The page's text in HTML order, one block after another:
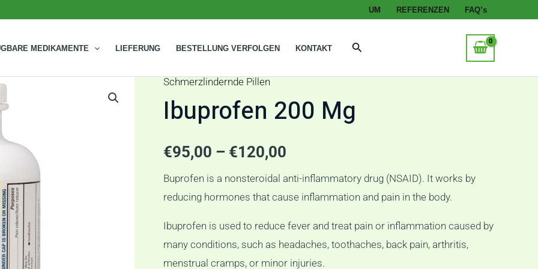
UM REFERENZEN FAQ’s
MEDIKAMENTE LIEFERUNG BESTELLUNG VERFOLGEN KONTAKT Suche
Schmerzlindernde Pillen
Ibuprofen 200 Mg
€95,00 – €120,00
€95,00
€120,00
Buprofen is a nonsteroidal anti-inflammatory drug (NSAID). It works by
reducing hormones that cause inflammation and pain in the body.
Ibuprofen is used to reduce fever and treat pain or inflammation caused by
many conditions, such as headaches, toothaches, back pain, arthritis,
menstrual cramps, or minor injuries.
Ibuprofen
200
mg